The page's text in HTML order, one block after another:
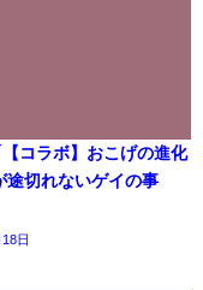
【コラボ】おこげの進化
途切れないゲイの事
日